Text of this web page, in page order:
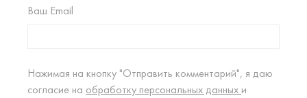
Ваш Email
Нажимая на кнопку "Отправить комментарий", я даю
согласие на обработку персональных данных и